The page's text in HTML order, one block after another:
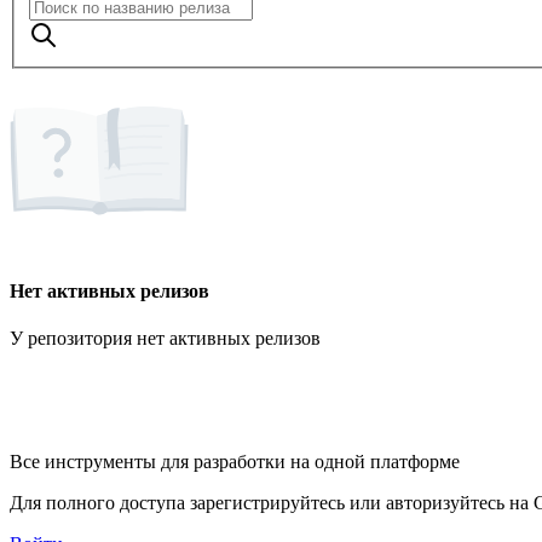
Нет активных релизов
У репозитория нет активных релизов
Все инструменты для разработки на одной платформе
Для полного доступа зарегистрируйтесь или авторизуйтесь на